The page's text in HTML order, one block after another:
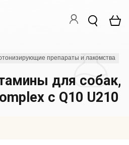
препараты и лакомства
для собак,
c Q10 U210